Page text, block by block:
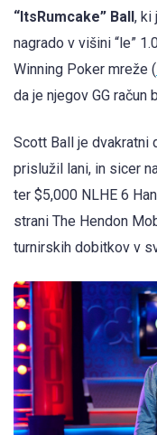
“ItsRumcake” Ball, ki
nagrado v višini “le”
Winning Poker mreže (
da je njegov GG
Scott Ball je dvakratni
prislužil lani, in sicer
ter $5,000 NLHE 6
strani The Hendon
turnirskih dobitkov v